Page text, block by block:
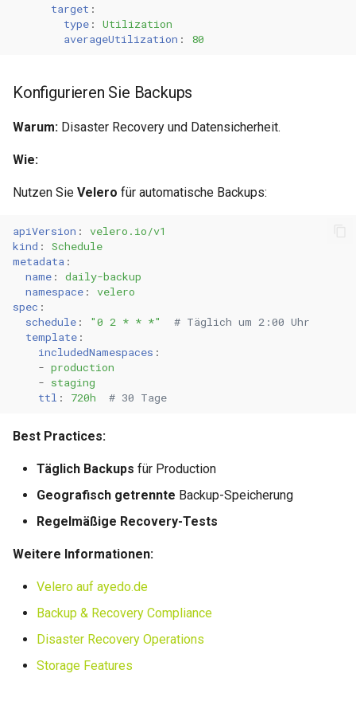
target :
type :
Utilization
averageUtilization : 80
Konfigurieren Sie Backups
Warum: Disaster Recovery und Datensicherheit.
Wie:
Nutzen Sie Velero für automatische Backups:
apiVersion :
velero.io/v1
kind :
Schedule
metadata :
name :
daily-backup
namespace :
velero
spec :
schedule : "0 2 * * *"
# Täglich um 2:00 Uhr
template :
includedNamespaces :
- production
- staging
ttl : 720h # 30 Tage
Best Practices:
Täglich Backups für Production
Geografisch getrennte Backup-Speicherung
Regelmäßige Recovery-Tests
Weitere Informationen:
Velero auf ayedo.de
Backup & Recovery Compliance
Disaster Recovery Operations
Storage Features